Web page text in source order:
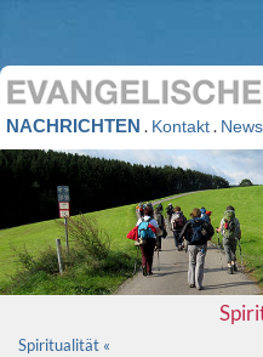
NACHRICHTEN . Kontakt.
Spiritualität «